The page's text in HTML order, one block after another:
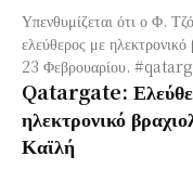
Υπενθυμίζεται ότι ο Φ.
ελεύθερος με ηλεκτρονικό
23 Φεβρουαρίου.
Qatargate:
ηλεκτρονικό
Καϊλή